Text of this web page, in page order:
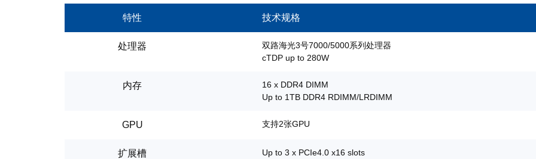
特性 技术规格
处理器
双路海光3号7000/5000系列处理器
cTDP up to 280W
内存
16 x DDR4 DIMM
Up to 1TB DDR4 RDIMM/LRDIMM
GPU 支持2张GPU
扩展槽
Up to 3 x PCIe4.0 x16 slots